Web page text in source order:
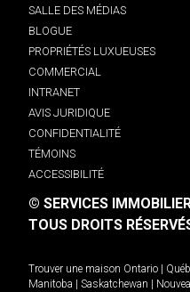
SALLE DES MÉDIAS
BLOGUE
PROPRIÉTÉS LUXUEUSES
COMMERCIAL
INTRANET
AVIS JURIDIQUE
CONFIDENTIALITÉ
TÉMOINS
ACCESSIBILITÉ
© SERVICES
TOUS DROITS
Trouver une maison Ontario
Manitoba
Saskatchewan